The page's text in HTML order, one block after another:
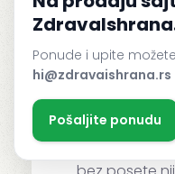
savete o
samo
Ponude i upite
hi@zdravaishrana.rs
Pošaljite ponudu